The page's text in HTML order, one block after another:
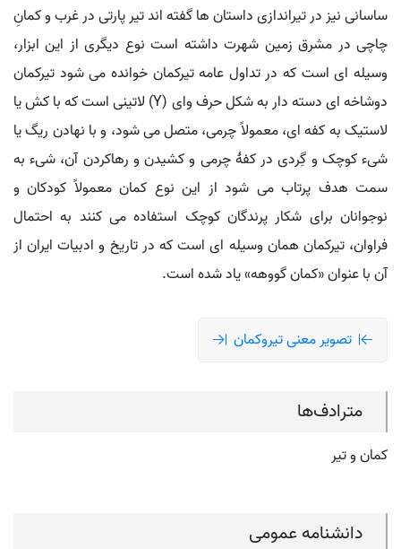
ساسانی نیز در تیراندازی داستان ها گفته اند تیر پارتی در غرب و کمانِ
چاچی در مشرق زمین شهرت داشته است نوع دیگری از این ابزار،
وسیله ای است که در تداول عامه تیرکمان خوانده می شود تیرکمان
دوشاخه ای دسته دار به شکل حرف وای (Y) لاتینی است که با کش یا
لاستیک به کفه ای، معمولاً چرمی، متصل می شود، و با نهادن ریگ یا
شیء کوچک و گِردی در کفۀ چرمی و کشیدن و رهاکردن آن، شیء به
سمت هدف پرتاب می شود از این نوع کمان معمولاً کودکان و
نوجوانان برای شکار پرندگان کوچک استفاده می کنند به احتمال
فراوان، تیرکمان همان وسیله ای است که در تاریخ و ادبیات ایران از
آن با عنوان «کمان گووهه» یاد شده است.
تصویر معنی تیروکمان
مترادف‌ها
کمان و تیر
دانشنامه عمومی